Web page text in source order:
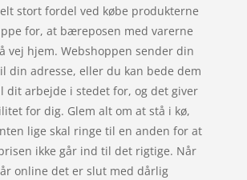
stort fordel ved købe produkterne
for, at bæreposen med varerne
vej hjem. Webshoppen sender din
din adresse, eller du kan bede dem
dit arbejde i stedet for, og det giver
for dig. Glem alt om at stå i kø,
lige skal ringe til en anden for at
ikke går ind til det rigtige. Når
online det er slut med dårlig